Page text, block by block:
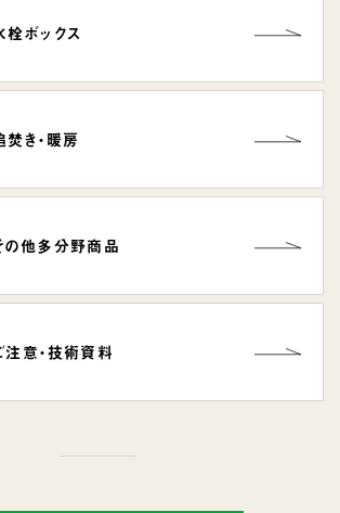
栓ボックス
焚き・暖房
の他多分野商品
注意・技術資料